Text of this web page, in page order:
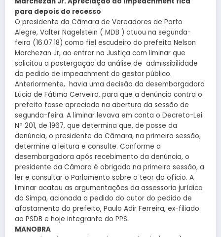
para depois do recesso
O presidente da Câmara de Vereadores de Porto
Alegre, Valter Nagelstein ( MDB ) atuou na segunda-
feira (16.07.18) como fiel escudeiro do prefeito Nelson
Marchezan Jr, ao entrar na Justiça com liminar que
solicitou a postergação da análise de admissibilidade
do pedido de impeachment do gestor público.
Anteriormente, havia uma decisão da desembargadora
Lúcia de Fátima Cerveira, para que a denúncia contra o
prefeito fosse apreciada na abertura da sessão de
segunda-feira. A liminar levava em conta o Decreto-Lei
Nº 201, de 1967, que determina que, de posse da
denúncia, o presidente da Câmara, na primeira sessão,
determine a leitura e consulte. Conforme a
desembargadora após recebimento da denúncia, o
presidente da Câmara é obrigado na primeira sessão, a
ler e consultar o Parlamento sobre o teor do ofício. A
liminar acatou as argumentações da assessoria jurídica
do Simpa, acionada a pedido do autor do pedido de
afastamento do prefeito, Paulo Adir Ferreira, ex-filiado
ao PSDB e hoje integrante do PPS.
MANOBRA